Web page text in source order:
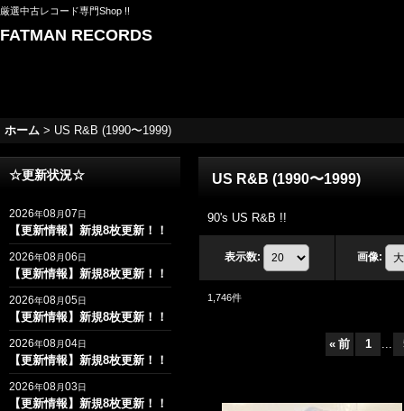
厳選中古レコード専門Shop !!
FATMAN RECORDS
ホーム > US R&B (1990〜1999)
☆更新状況☆
2026年08月07日
【更新情報】新規8枚更新！！
2026年08月06日
【更新情報】新規8枚更新！！
2026年08月05日
【更新情報】新規8枚更新！！
2026年08月04日
【更新情報】新規8枚更新！！
2026年08月03日
【更新情報】新規8枚更新！！
US R&B (1990〜1999)
90's US R&B !!
表示数: 画像:
1,746件
« 前 1 ...